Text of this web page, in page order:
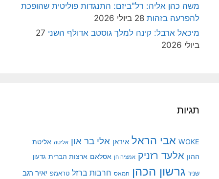
משה כהן אליה: רל"ביזם: התנגדות פוליטית שהופכת
להפרעה בזהות 28 ביולי 2026
מיכאל ארבל: קינה למלך גוסטב אדולף השני 27
ביולי 2026
תגיות
WOKE אבי הראל איראן אלי בר און אליטה אליטת
ההון אלעד רזניק אמציה חן אסלאם ארצות הברית גדעון
שניר גרשון הכהן חמאס חרבות ברזל טראמפ יאיר רגב